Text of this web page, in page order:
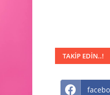
TAKIP EDIN..!